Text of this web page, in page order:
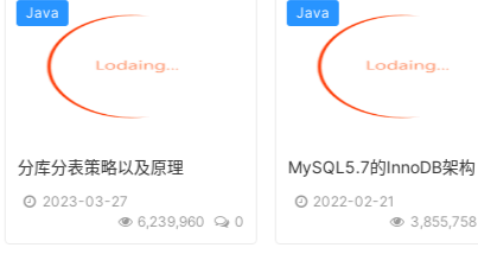
Java
MySQL5.7的InnoDB架构
2022-02-21
3,855,758
0
Java
MySQL的逻辑架构
2022-02-20
3,763,959